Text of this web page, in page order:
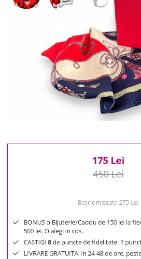
Reduceri
Cele mai votate
0 Lei - 100 Lei
100 Lei - 200 Lei
1000 Lei +
175 Lei
450 Lei
Economisesti:275 Lei
BONUS o Bijuterie/Cadou de 150 lei la
500 lei. O alegi in cos.
CASTIGI 8de puncte de fidelitate. 1
LIVRARE GRATUITA, in 24-48 de ore,